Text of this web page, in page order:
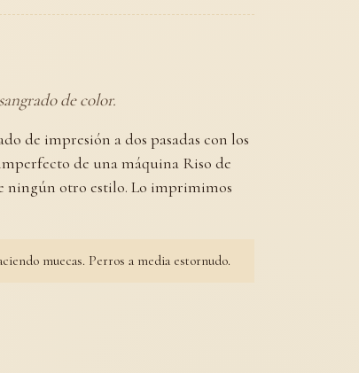
de color.
de impresión a dos pasadas con los
de una máquina Riso de
ningún otro estilo. Lo imprimimos
muecas. Perros a media estornudo.